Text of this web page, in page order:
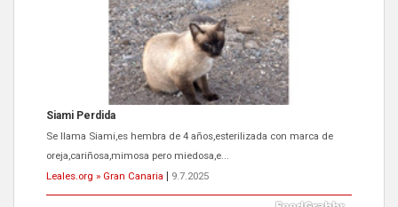
Siami Perdida
Se llama Siami,es hembra de 4 años,esterilizada con marca de
oreja,cariñosa,mimosa pero miedosa,e...
Leales.org » Gran Canaria
9.7.2025